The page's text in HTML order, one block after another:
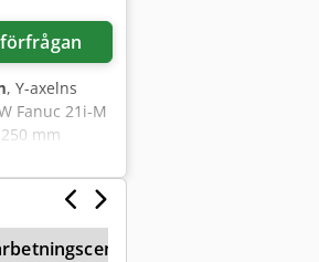
, Y-axelns
Fanuc 21i-M
mm
HSK
när
med 600–699 mm